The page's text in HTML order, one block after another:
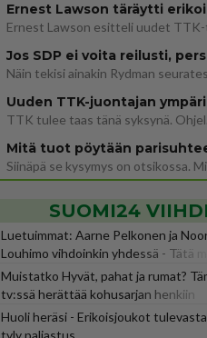
SUOMI24
Luetuimmat: Aarne Pelkonen ja
Louhimo vihdoinkin yhdessä - Tätä
odotti
Muistatko Hyvät, pahat ja rumat?
tv:ssä herättää kohusarjan henkiin
Huoli heräsi - Erikoisjoukot
tyly paljastus